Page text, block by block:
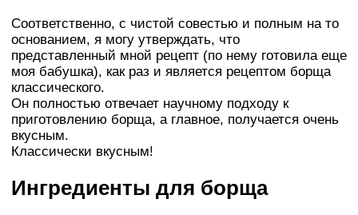
Соответственно, с чистой совестью и полным на то
основанием, я могу утверждать, что
представленный мной рецепт (по нему готовила еще
моя бабушка), как раз и является рецептом борща
классического.
Он полностью отвечает научному подходу к
приготовлению борща, а главное, получается очень
вкусным.
Классически вкусным!
Ингредиенты для борща